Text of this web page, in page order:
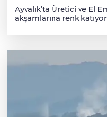
Ayvalık’ta Üretici ve El
akşamlarına renk katıyor